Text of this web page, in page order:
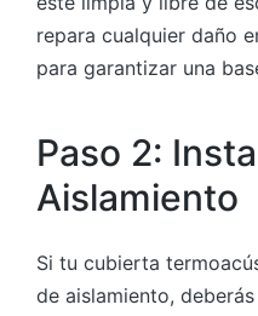
repara cualquier daño
para garantizar una
Paso 2:
Aislamiento
Si tu cubierta
de aislamiento,